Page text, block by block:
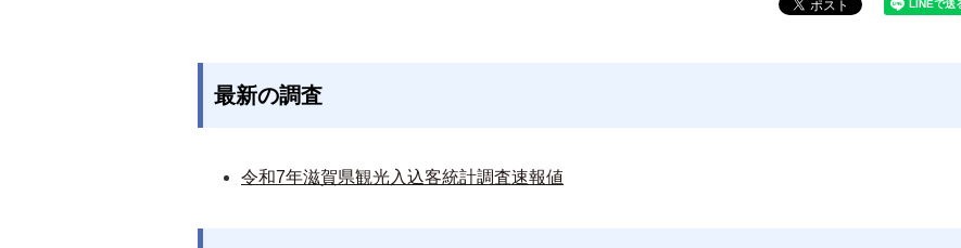
最新の調査
令和7年滋賀県観光入込客統計調査速報値